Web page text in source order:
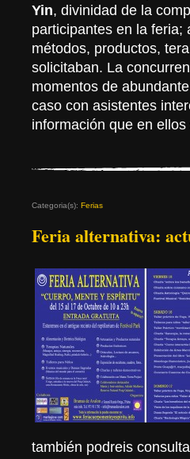
Yin, divinidad de la
participantes en la feria;
métodos, productos,
solicitaban. La
momentos de
caso con asistentes
información que en
Categoria(s): Ferias
Feria alternativa:
también podreis